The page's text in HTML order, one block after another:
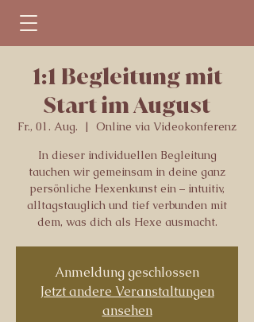
1:1 Begleitung mit
Start im August
Fr., 01. Aug.
  |
Online via Videokonferenz
In dieser individuellen Begleitung
tauchen wir gemeinsam in deine ganz
persönliche Hexenkunst ein – intuitiv,
alltagstauglich und tief verbunden mit
dem, was dich als Hexe ausmacht.
Anmeldung geschlossen
Jetzt andere Veranstaltungen
ansehen